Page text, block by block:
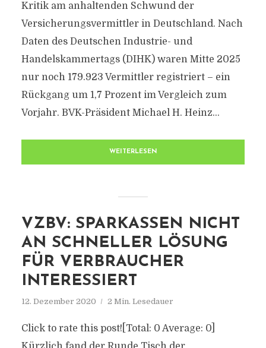
Kritik am anhaltenden Schwund der
Versicherungsvermittler in Deutschland. Nach
Daten des Deutschen Industrie- und
Handelskammertags (DIHK) waren Mitte 2025
nur noch 179.923 Vermittler registriert – ein
Rückgang um 1,7 Prozent im Vergleich zum
Vorjahr. BVK-Präsident Michael H. Heinz...
WEITERLESEN
VZBV: SPARKASSEN NICHT
AN SCHNELLER LÖSUNG
FÜR VERBRAUCHER
INTERESSIERT
12. Dezember 2020 2 Min. Lesedauer
Click to rate this post![Total: 0 Average: 0]